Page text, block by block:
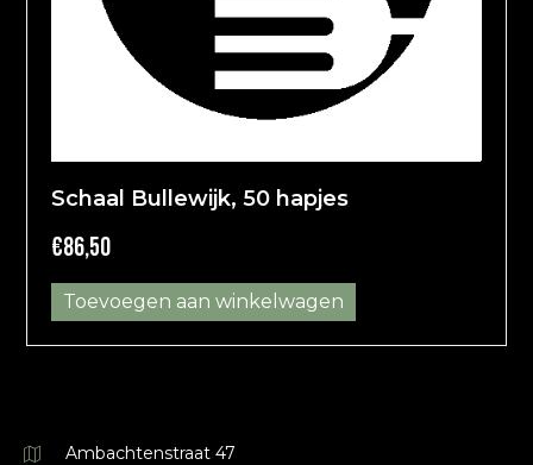
Schaal Bullewijk, 50 hapjes
€86,50
Toevoegen aan winkelwagen
Ambachtenstraat 47